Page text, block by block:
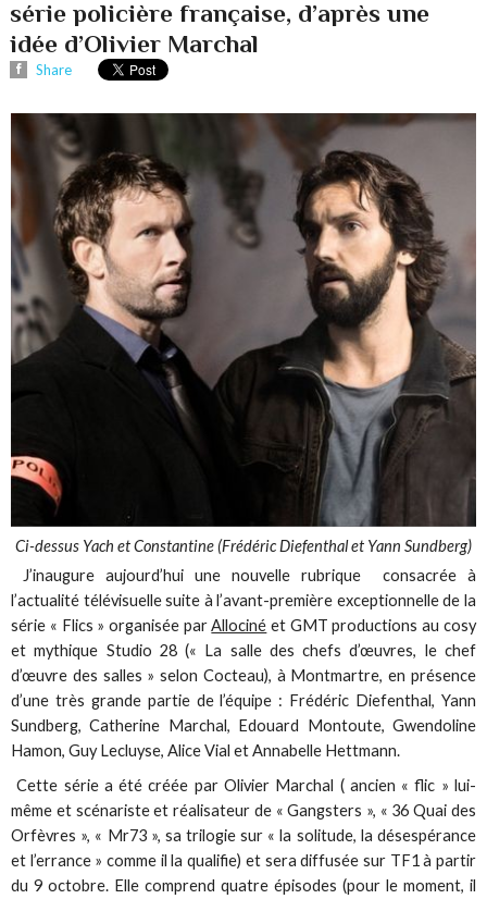
série policière française, d’après une
idée d’Olivier Marchal
Share
Ci-dessus Yach et Constantine (Frédéric Diefenthal et Yann Sundberg)
J’inaugure aujourd’hui une nouvelle rubrique consacrée à
l’actualité télévisuelle suite à l’avant-première exceptionnelle de la
série « Flics » organisée parAllociné et GMT productions au cosy
et mythique Studio 28 (« La salle des chefs d’œuvres, le chef
d’œuvre des salles » selon Cocteau), à Montmartre, en présence
d’une très grande partie de l’équipe : Frédéric Diefenthal, Yann
Sundberg, Catherine Marchal, Edouard Montoute, Gwendoline
Hamon, Guy Lecluyse, Alice Vial et Annabelle Hettmann.
Cette série a été créée par Olivier Marchal ( ancien « flic » lui-
même et scénariste et réalisateur de « Gangsters », « 36 Quai des
Orfèvres », « Mr73 », sa trilogie sur « la solitude, la désespérance
et l’errance » comme il la qualifie) et sera diffusée sur TF1 à partir
du 9 octobre. Elle comprend quatre épisodes (pour le moment, il